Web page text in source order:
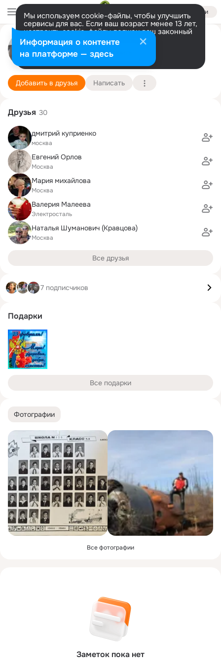
Войти
Мы используем cookie-файлы, чтобы улучшить
сервисы для вас. Если ваш возраст менее 13 лет,
настроить cookie-файлы должен ваш законный
представитель. Больше информации
Разрешить все Настроить
Михаил Боев
Москва 15 февраля Подробнее
Добавить в друзья Написать
Фотографии
Все фотографии
Заметок пока нет
Друзья 30
дмитрий куприенко
москва
Евгений Орлов
Москва
Мария михайлова
Москва
Валерия Малеева
Электросталь
Наталья Шуманович (Кравцова)
Москва
Все друзья
7 подписчиков
Подарки
Все подарки
Информация о контенте
на платформе — здесь